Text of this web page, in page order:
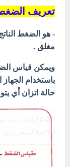
تعريف
- هو الضغط
مغلق .
ويمكن قياس
باستخدام
حالة اتزان أي